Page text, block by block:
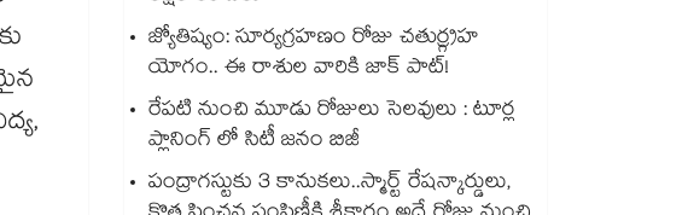
జ్యోతిష్యం: సూర్యగ్రహణం రోజు చతుర్గ్రహ
యోగం.. ఈ రాశుల వారికి జాక్ పాట్!
రేపటి నుంచి మూడు రోజులు సెలవులు : టూర్ల
ప్లానింగ్ లో సిటీ జనం బిజీ
పంద్రాగస్టుకు 3 కానుకలు..స్మార్ట్ రేషన్కార్డులు,